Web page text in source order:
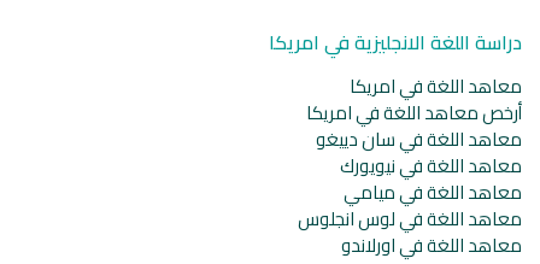
دراسة اللغة الانجليزية في امريكا
معاهد اللغة في امريكا
أرخص معاهد اللغة في امريكا
معاهد اللغة في سان دييغو
معاهد اللغة في نيويورك
معاهد اللغة في ميامي
معاهد اللغة في لوس انجلوس
معاهد اللغة في اورلاندو